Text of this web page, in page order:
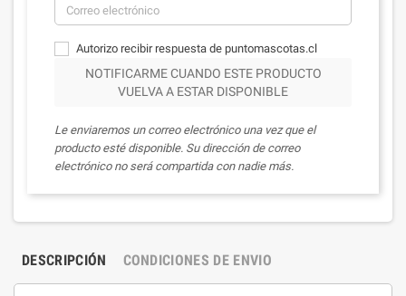
Autorizo recibir respuesta de puntomascotas.cl
NOTIFICARME CUANDO ESTE PRODUCTO
VUELVA A ESTAR DISPONIBLE
Le enviaremos un correo electrónico una vez que el
producto esté disponible. Su dirección de correo
electrónico no será compartida con nadie más.
DESCRIPCIÓN CONDICIONES DE ENVIO